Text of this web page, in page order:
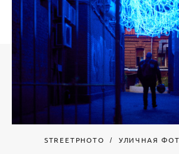
STREETPHOTO УЛИЧНАЯ